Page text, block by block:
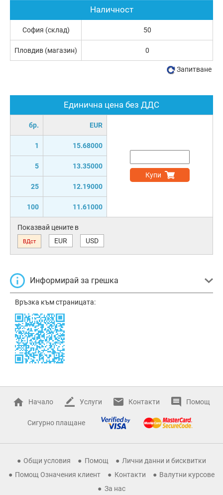
Единична цена без ДДС
бр. EUR
1 15.68000
5 13.35000
25 12.19000
100 11.61000
Купи
Показвай цените в
ВДст EUR USD
Информирай за грешка
Връзка към страницата:
Наличност
София (склад) 50
Пловдив (магазин) 0
Запитване
Начало Услуги Контакти Помощ
Сигурно плащане
Общи условия Помощ
Лични данни и бисквитки
Помощ Означения клиент
Контакти
Валутни курсове
За нас